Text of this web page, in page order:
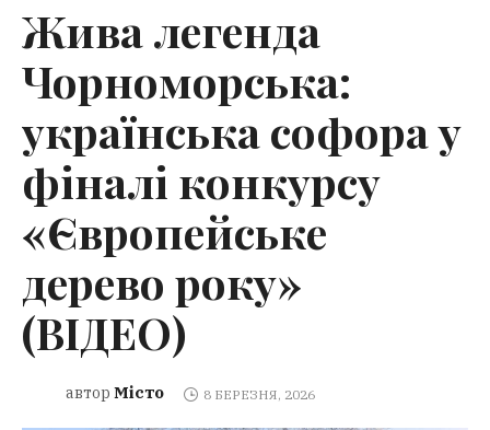
Жива легенда
Чорноморська:
українська софора у
фіналі конкурсу
«Європейське
дерево року»
(ВІДЕО)
автор Місто 8 БЕРЕЗНЯ, 2026